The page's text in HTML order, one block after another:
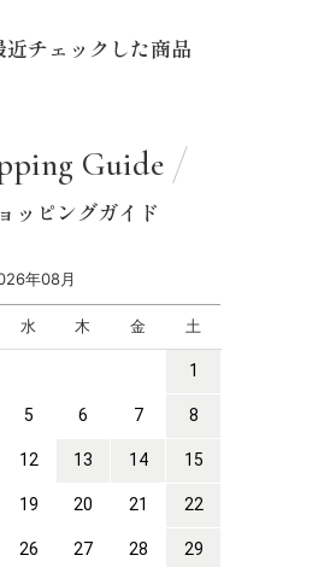
近チェックした商品
Guide
ッピングガイド